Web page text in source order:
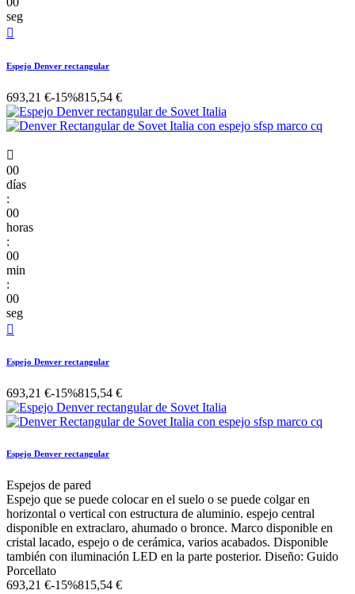
seg

Espejo Denver rectangular
693,21 €-15%815,54 €

00
días
:
00
horas
:
00
min
:
00
seg

Espejo Denver rectangular
693,21 €-15%815,54 €
Espejo Denver rectangular
Espejos de pared
Espejo que se puede colocar en el suelo o se puede colgar en
horizontal o vertical con estructura de aluminio. espejo central
disponible en extraclaro, ahumado o bronce. Marco disponible en
cristal lacado, espejo o de cerámica, varios acabados. Disponible
también con iluminación LED en la parte posterior. Diseño: Guido
Porcellato
693,21 €-15%815,54 €